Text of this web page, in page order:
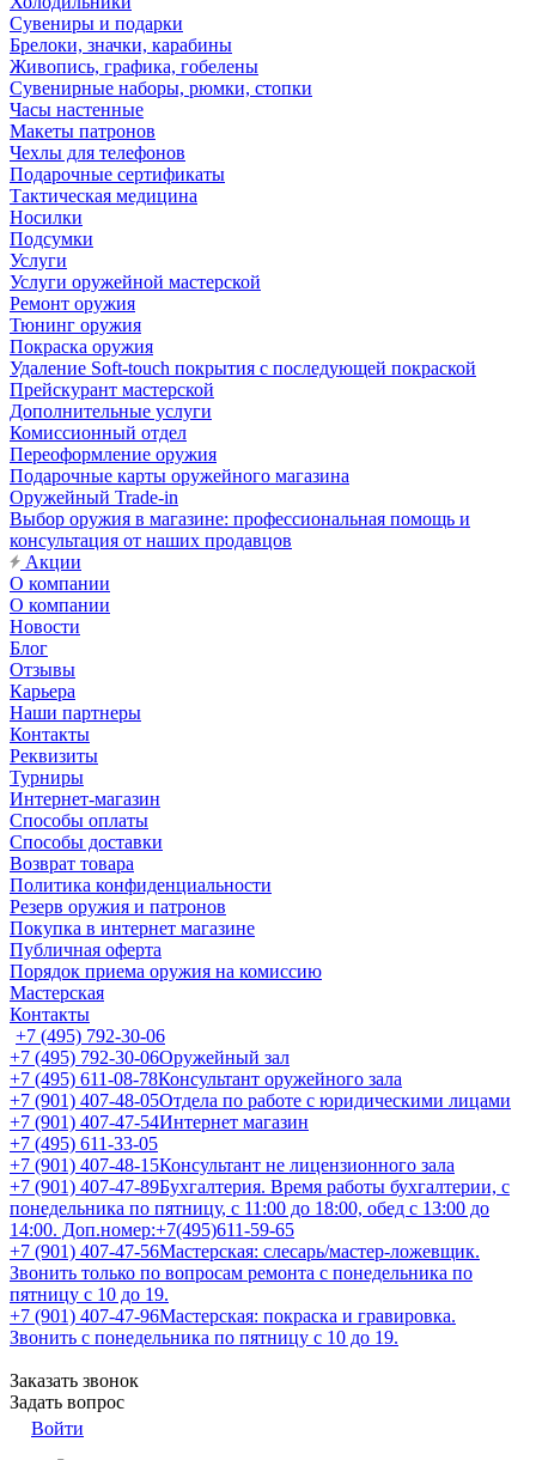
Сувениры и подарки
Брелоки, значки, карабины
Живопись, графика, гобелены
Сувенирные наборы, рюмки, стопки
Часы настенные
Макеты патронов
Чехлы для телефонов
Подарочные сертификаты
Тактическая медицина
Носилки
Подсумки
Услуги
Услуги оружейной мастерской
Ремонт оружия
Тюнинг оружия
Покраска оружия
Удаление Soft-touch покрытия с последующей покраской
Прейскурант мастерской
Дополнительные услуги
Комиссионный отдел
Переоформление оружия
Подарочные карты оружейного магазина
Оружейный Trade-in
Выбор оружия в магазине: профессиональная помощь и
консультация от наших продавцов
Акции
О компании
О компании
Новости
Блог
Отзывы
Карьера
Наши партнеры
Контакты
Реквизиты
Турниры
Интернет-магазин
Способы оплаты
Способы доставки
Возврат товара
Политика конфиденциальности
Резерв оружия и патронов
Покупка в интернет магазине
Публичная оферта
Порядок приема оружия на комиссию
Мастерская
Контакты
+7 (495) 792-30-06
+7 (495) 792-30-06Оружейный зал
+7 (495) 611-08-78Консультант оружейного зала
+7 (901) 407-48-05Отдела по работе с юридическими лицами
+7 (901) 407-47-54Интернет магазин
+7 (495) 611-33-05
+7 (901) 407-48-15Консультант не лицензионного зала
+7 (901) 407-47-89Бухгалтерия. Время работы бухгалтерии, с
понедельника по пятницу, с 11:00 до 18:00, обед с 13:00 до
14:00. Доп.номер:+7(495)611-59-65
+7 (901) 407-47-56Мастерская: слесарь/мастер-ложевщик.
Звонить только по вопросам ремонта с понедельника по
пятницу с 10 до 19.
+7 (901) 407-47-96Мастерская: покраска и гравировка.
Звонить с понедельника по пятницу с 10 до 19.
Заказать звонок
Задать вопрос
Войти